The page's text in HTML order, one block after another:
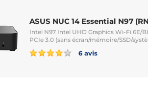
ASUS NUC 14 Essential N97
Intel N97 Intel UHD Graphics Wi-Fi 6E/
PCIe 3.0 (sans écran/mémoire/SSD/
6 avis